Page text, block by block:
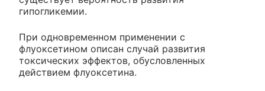
гипогликемии.
При одновременном применении с
флуоксетином описан случай развития
токсических эффектов, обусловленных
действием флуоксетина.